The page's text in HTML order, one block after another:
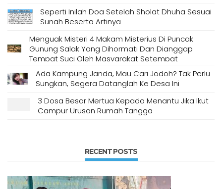
Seperti Inilah Doa Setelah Sholat Dhuha Sesuai
Sunah Beserta Artinya
Menguak Misteri 4 Makam Misterius Di Puncak
Gunung Salak Yang Dihormati Dan Dianggap
Tempat Suci Oleh Masyarakat Setempat
Ada Kampung Janda, Mau Cari Jodoh? Tak Perlu
Sungkan, Segera Datanglah Ke Desa Ini
3 Dosa Besar Mertua Kepada Menantu Jika Ikut
Campur Urusan Rumah Tangga
RECENT POSTS